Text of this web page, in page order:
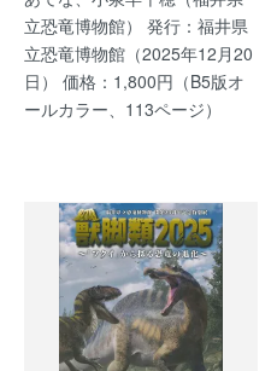
立恐竜博物館） 発行：福井県
立恐竜博物館（2025年12月20
日） 価格：1,800円（B5版オ
ールカラー、113ページ）